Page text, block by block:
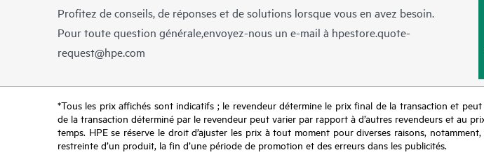
Profitez de conseils, de réponses et de solutions lorsque vous en avez besoin.
Pour toute question générale,envoyez-nous un e-mail à hpestore.quote-
request@hpe.com
*Tous les prix affichés sont indicatifs ; le revendeur détermine le prix final de la transaction et
de la transaction déterminé par le revendeur peut varier par rapport à d’autres revendeurs et au
temps. HPE se réserve le droit d’ajuster les prix à tout moment pour diverses raisons,
restreinte d’un produit, la fin d’une période de promotion et des erreurs dans les publicités.